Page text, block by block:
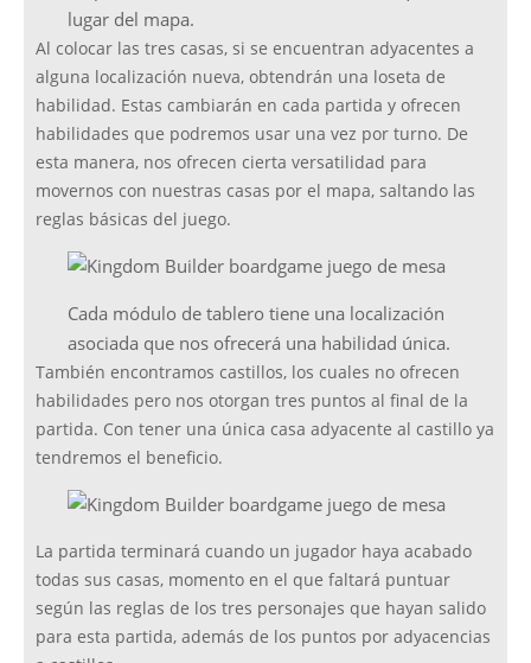
lugar del mapa.
Al colocar las tres casas, si se encuentran adyacentes a
alguna localización nueva, obtendrán una loseta de
habilidad. Estas cambiarán en cada partida y ofrecen
habilidades que podremos usar una vez por turno. De
esta manera, nos ofrecen cierta versatilidad para
movernos con nuestras casas por el mapa, saltando las
reglas básicas del juego.
Cada módulo de tablero tiene una localización
asociada que nos ofrecerá una habilidad única.
También encontramos castillos, los cuales no ofrecen
habilidades pero nos otorgan tres puntos al final de la
partida. Con tener una única casa adyacente al castillo ya
tendremos el beneficio.
La partida terminará cuando un jugador haya acabado
todas sus casas, momento en el que faltará puntuar
según las reglas de los tres personajes que hayan salido
para esta partida, además de los puntos por adyacencias